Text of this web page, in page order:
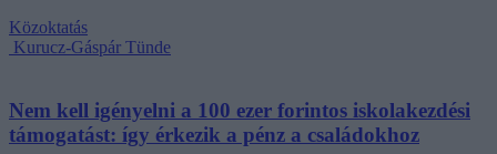
Közoktatás
Kurucz-Gáspár Tünde
Nem kell igényelni a 100 ezer forintos iskolakezdési
támogatást: így érkezik a pénz a családokhoz